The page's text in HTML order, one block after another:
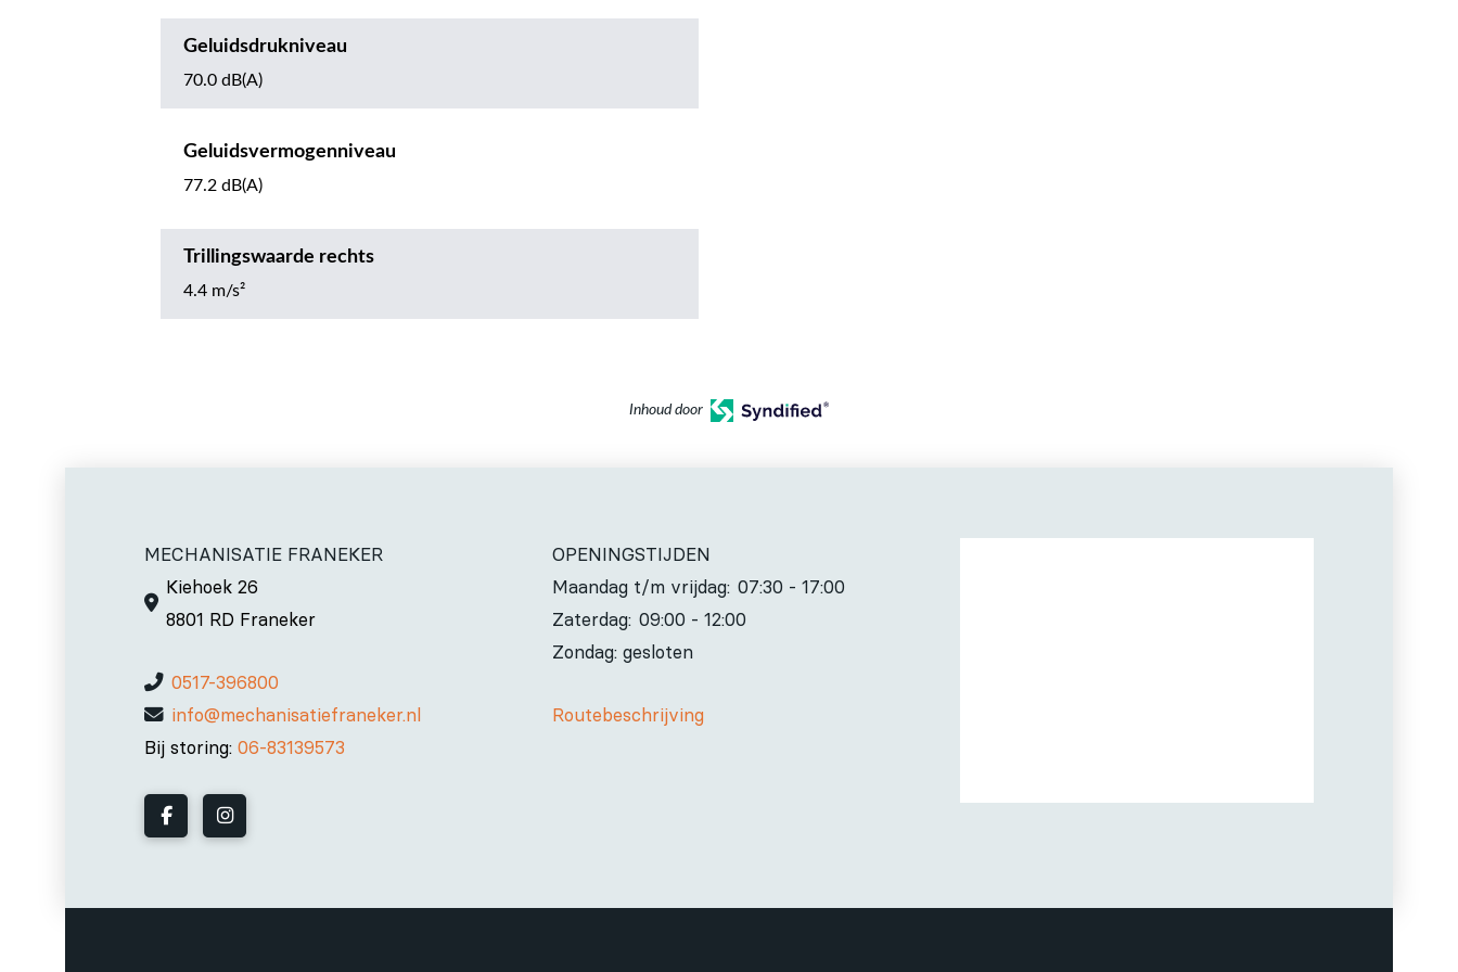
Geluidsdrukniveau
70.0 dB(A)
Geluidsvermogenniveau
77.2 dB(A)
Trillingswaarde rechts
4.4 m/s²
Inhoud door
MECHANISATIE FRANEKER
Kiehoek 26
8801 RD Franeker
0517-396800
info@mechanisatiefraneker.nl
Bij storing:06-83139573
OPENINGSTIJDEN
Maandag t/m vrijdag: 07:30 - 17:00
Zaterdag: 09:00 - 12:00
Zondag: gesloten
Routebeschrijving